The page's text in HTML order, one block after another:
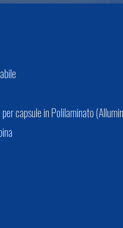
capsule in Polilaminato